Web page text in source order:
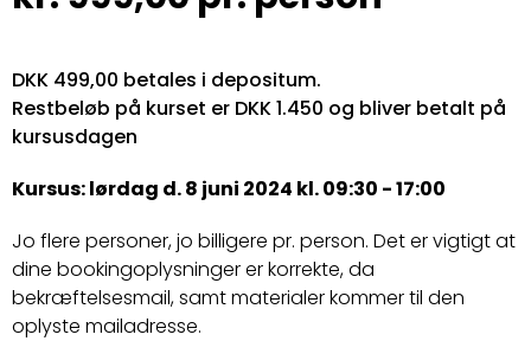
DKK 499,00 betales i depositum.
Restbeløb på kurset er DKK 1.450 og bliver betalt på
kursusdagen
Kursus: lørdag d. 8 juni 2024 kl. 09:30 - 17:00
Jo flere personer, jo billigere pr. person. Det er vigtigt at
dine bookingoplysninger er korrekte, da
bekræftelsesmail, samt materialer kommer til den
oplyste mailadresse.